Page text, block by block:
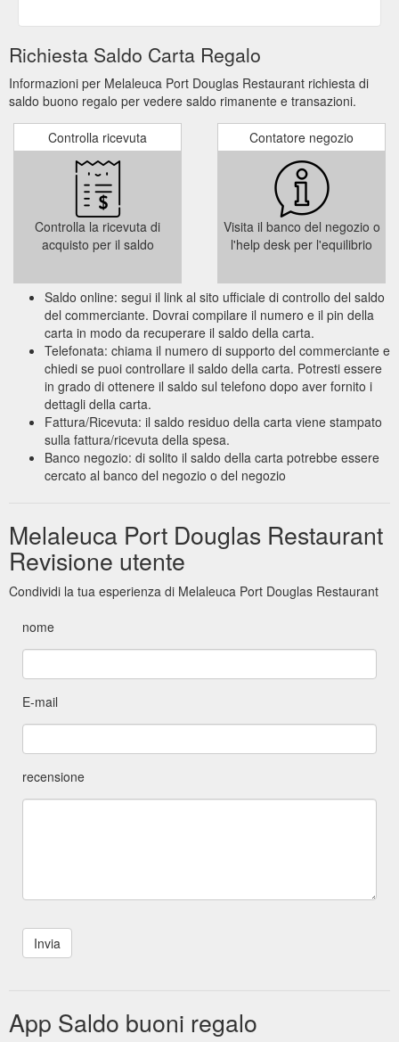
Richiesta Saldo Carta Regalo
Informazioni per Melaleuca Port Douglas Restaurant richiesta di
saldo buono regalo per vedere saldo rimanente e transazioni.
Controlla ricevuta
Controlla la ricevuta di
acquisto per il saldo
Contatore negozio
Visita il banco del negozio o
l'help desk per l'equilibrio
Saldo online: segui il link al sito ufficiale di controllo del saldo
del commerciante. Dovrai compilare il numero e il pin della
carta in modo da recuperare il saldo della carta.
Telefonata: chiama il numero di supporto del commerciante e
chiedi se puoi controllare il saldo della carta. Potresti essere
in grado di ottenere il saldo sul telefono dopo aver fornito i
dettagli della carta.
Fattura/Ricevuta: il saldo residuo della carta viene stampato
sulla fattura/ricevuta della spesa.
Banco negozio: di solito il saldo della carta potrebbe essere
cercato al banco del negozio o del negozio
Melaleuca Port Douglas Restaurant
Revisione utente
Condividi la tua esperienza di Melaleuca Port Douglas Restaurant
nome
E-mail
recensione
App Saldo buoni regalo